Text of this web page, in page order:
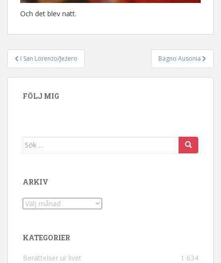
Och det blev natt.
Inläggsnavigering
I San Lorenzo/Jezero Bagno Ausonia
FÖLJ MIG
Sök efter:
ARKIV
Arkiv
KATEGORIER
Berättelser ur livet 1 634